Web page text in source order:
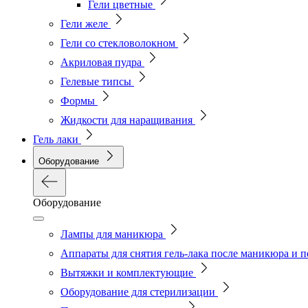
Гели цветные
Гели желе
Гели со стекловолокном
Акриловая пудра
Гелевые типсы
Формы
Жидкости для наращивания
Гель лаки
Оборудование
Оборудование
Лампы для маникюра
Аппараты для снятия гель-лака после маникюра и
Вытяжки и комплектующие
Оборудование для стерилизации